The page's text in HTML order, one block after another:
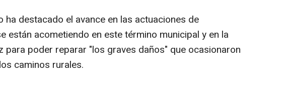
ha destacado el avance en las actuaciones de
están acometiendo en este término municipal y en la
para poder reparar "los graves daños" que ocasionaron
caminos rurales.